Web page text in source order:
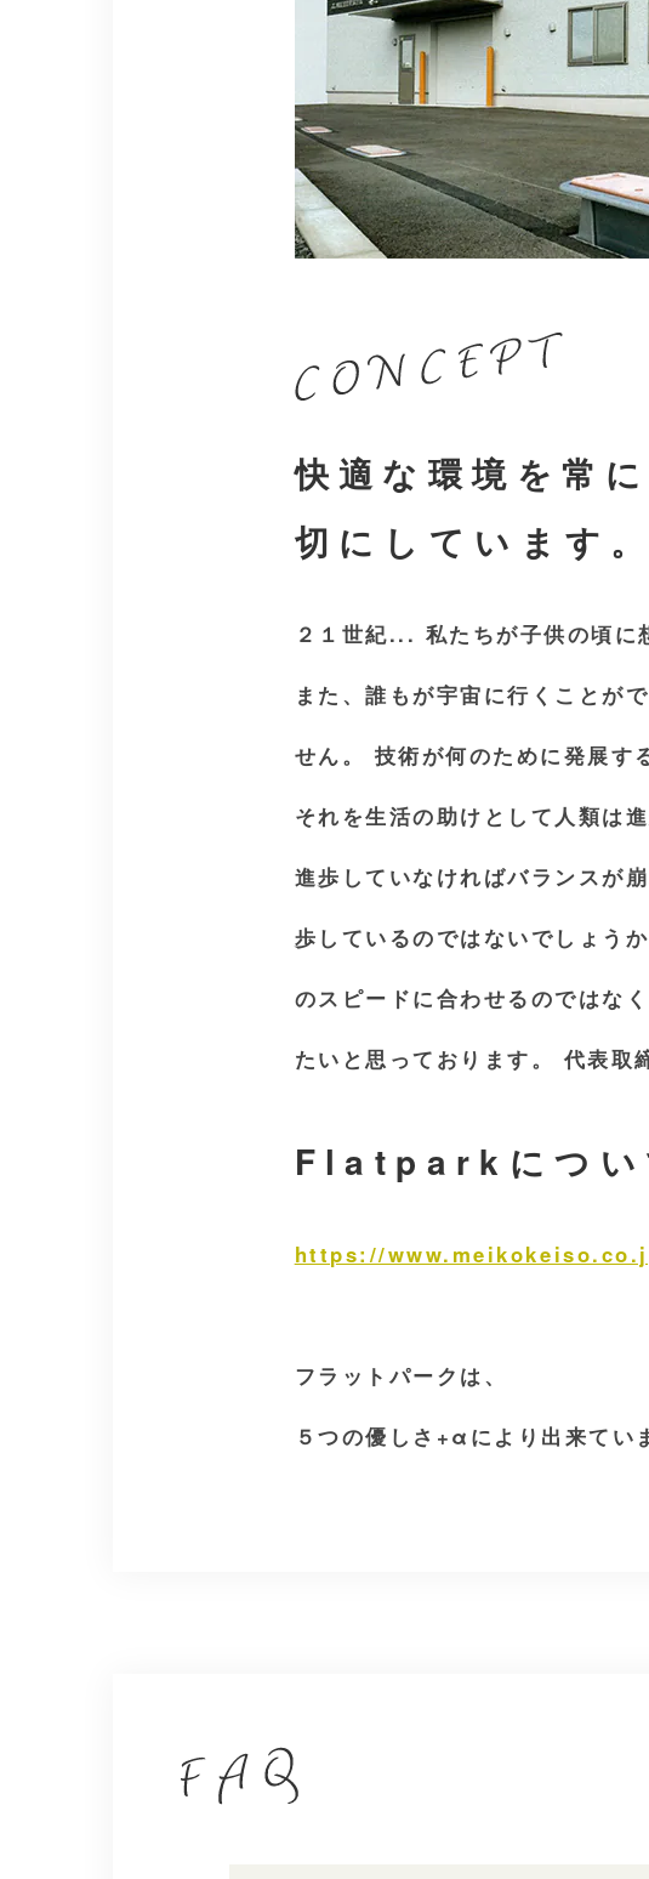
快適な環境を常
切にしています。
２１世紀... 私たちが子供の頃に
また、誰もが宇宙に行くことが
せん。 技術が何のために発展す
それを生活の助けとして人類は
進歩していなければバランスが
歩しているのではないでしょう
のスピードに合わせるのではな
たいと思っております。 代表
Flatparkについ
https://
フラットパークは、
５つの優しさ+αにより出来てい